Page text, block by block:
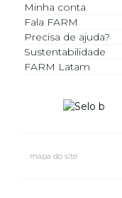
Minha conta
Fala FARM
Precisa de ajuda?
Sustentabilidade
FARM Latam
mapa do site